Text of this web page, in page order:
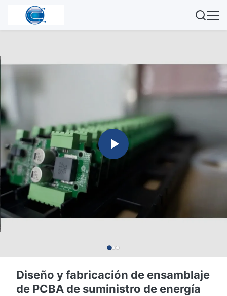
Diseño y fabricación de ensamblaje
de PCBA de suministro de energía